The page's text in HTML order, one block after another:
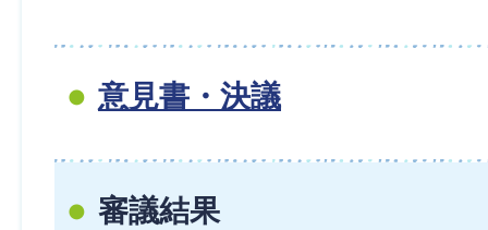
意見書・決議
審議結果